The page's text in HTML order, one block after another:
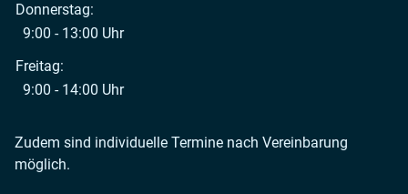
Donnerstag:
9:00 - 13:00 Uhr
Freitag:
9:00 - 14:00 Uhr
Zudem sind individuelle Termine nach Vereinbarung
möglich.